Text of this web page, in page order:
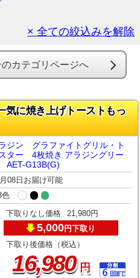
× 全ての絞込みを解除
カテゴリページへ
気に焼き上げトーストもっ
ジン グラファイトグリル・ト
ター 4枚焼き アラジングリー
AET-G13B(G)
08日お届け可能
色
下取りなし価格 21,980円
5,000円下取り
下取り後価格（税込）
16,980円